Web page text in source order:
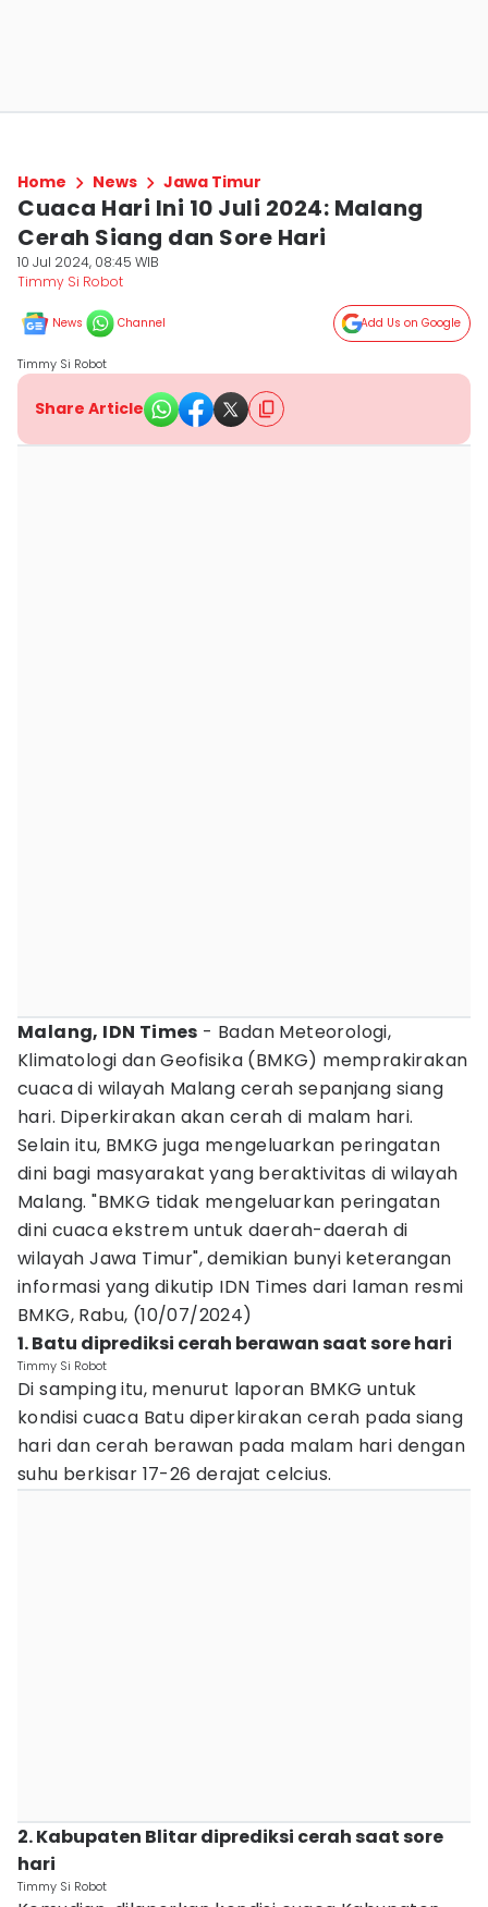
Home News Jawa Timur
Cuaca Hari Ini 10 Juli 2024: Malang
Cerah Siang dan Sore Hari
10 Jul 2024, 08:45 WIB
Timmy Si Robot
News Channel Add Us on Google
Timmy Si Robot
Share Article
Malang, IDN Times - Badan Meteorologi,
Klimatologi dan Geofisika (BMKG) memprakirakan
cuaca di wilayah Malang cerah sepanjang siang
hari. Diperkirakan akan cerah di malam hari.
Selain itu, BMKG juga mengeluarkan peringatan
dini bagi masyarakat yang beraktivitas di wilayah
Malang. "BMKG tidak mengeluarkan peringatan
dini cuaca ekstrem untuk daerah-daerah di
wilayah Jawa Timur", demikian bunyi keterangan
informasi yang dikutip IDN Times dari laman resmi
BMKG, Rabu, (10/07/2024)
1. Batu diprediksi cerah berawan saat sore hari
Timmy Si Robot
Di samping itu, menurut laporan BMKG untuk
kondisi cuaca Batu diperkirakan cerah pada siang
hari dan cerah berawan pada malam hari dengan
suhu berkisar 17-26 derajat celcius.
2. Kabupaten Blitar diprediksi cerah saat sore
hari
Timmy Si Robot